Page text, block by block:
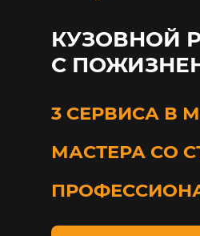
КУЗОВНОЙ
С
3 СЕРВИСА В
МАСТЕРА СО